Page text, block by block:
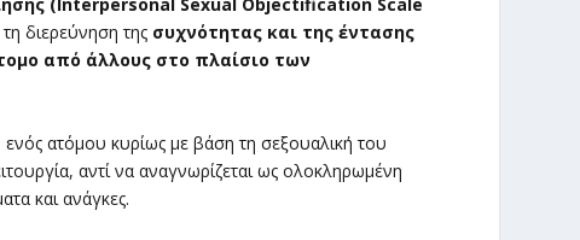
(Interpersonal Sexual Objectification Scale
διερεύνηση της συχνότητας και της έντασης
από άλλους στο πλαίσιο των
ενός ατόμου κυρίως με βάση τη σεξουαλική του
αντί να αναγνωρίζεται ως ολοκληρωμένη
και ανάγκες.